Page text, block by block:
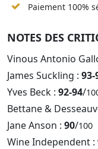
Paiement 100%
NOTES DES
Vinous Antonio
James Suckling : 93-
Yves Beck : 92-94/
Bettane &
Jane Anson : 90/100
Wine Independent :